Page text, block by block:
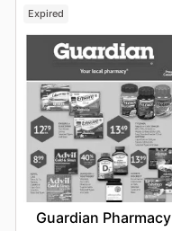
potentiel d'économies
que chaque achat
Jean Coutu s'efforce
website today to
saving now.
Expired
Guardian Pharmacy